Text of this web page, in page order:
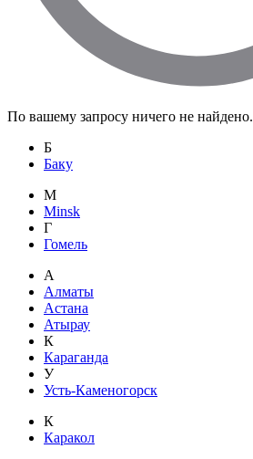
По вашему запросу ничего не найдено.
Б
Баку
M
Minsk
Г
Гомель
А
Алматы
Астана
Атырау
К
Караганда
У
Усть-Каменогорск
К
Каракол